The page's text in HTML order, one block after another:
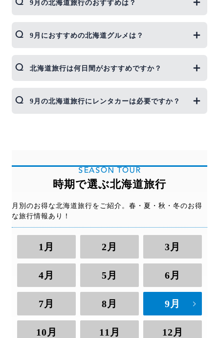
9月の北海道旅行のおすすめは？
メポイント。さんまや秋鮭など旬の味覚を楽しんだ
り、下旬には早めの紅葉などが楽しめます。
9月におすすめの北海道グルメは？
卵直後の鮭は最もおいしいと言われているので、鮭
やイクラなど旬の味覚を楽しみませんか。
北海道旅行は何日間がおすすめですか？
す。北海道は広いので、道内での移動時間が必要と
なります。 たとえば、札幌〜函館の移動にはレンタ
9月の北海道旅行にレンタカーは必要ですか？
すすめです。
SEASON TOUR
時期で選ぶ北海道旅行
月別のお得な北海道旅行をご紹介。春・夏・秋・冬のお得
な旅行情報あり！
1月 2月 3月
4月 5月 6月
7月 8月 9月
10月 11月 12月